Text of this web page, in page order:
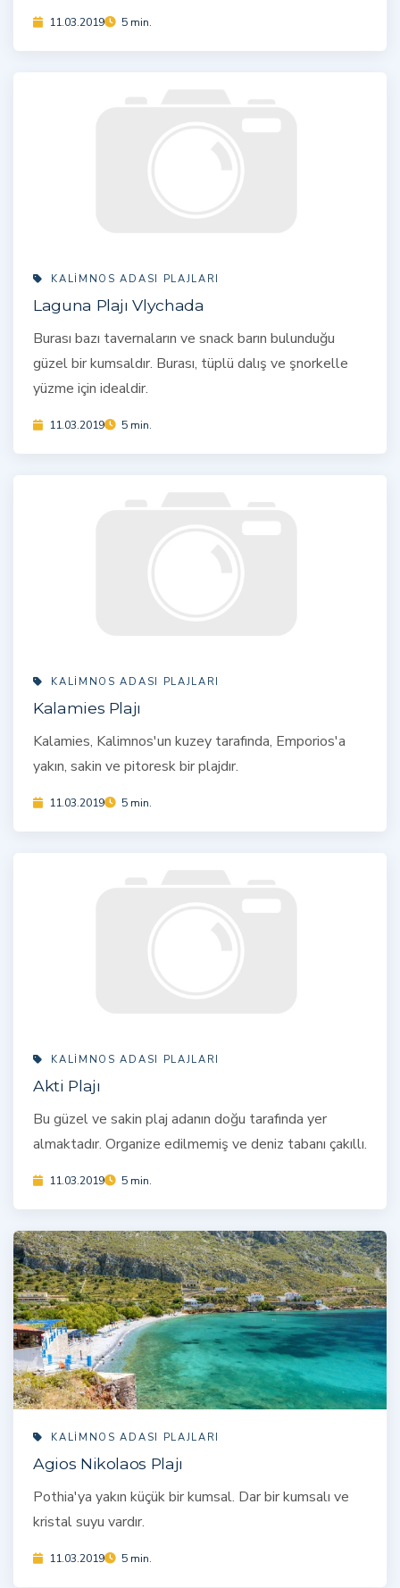
11.03.2019 5 min.
KALIMNOS ADASI PLAJLARI
Laguna Plajı Vlychada
Burası bazı tavernaların ve snack barın bulunduğu
güzel bir kumsaldır. Burası, tüplü dalış ve şnorkelle
yüzme için idealdir.
11.03.2019 5 min.
KALIMNOS ADASI PLAJLARI
Kalamies Plajı
Kalamies, Kalimnos'un kuzey tarafında, Emporios'a
yakın, sakin ve pitoresk bir plajdır.
11.03.2019 5 min.
KALIMNOS ADASI PLAJLARI
Akti Plajı
Bu güzel ve sakin plaj adanın doğu tarafında yer
almaktadır. Organize edilmemiş ve deniz tabanı çakıllı.
11.03.2019 5 min.
KALIMNOS ADASI PLAJLARI
Agios Nikolaos Plajı
Pothia'ya yakın küçük bir kumsal. Dar bir kumsalı ve
kristal suyu vardır.
11.03.2019 5 min.